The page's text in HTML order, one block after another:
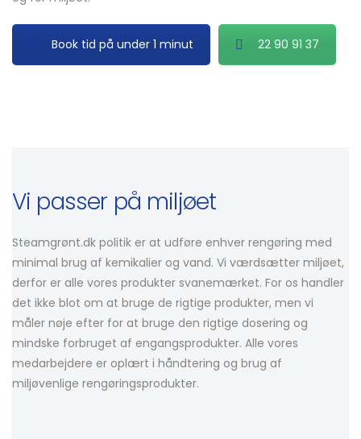
Book tid på under 1 minut 22 90 91 37
Vi passer på miljøet
Steamgrønt.dk politik er at udføre enhver rengøring med
minimal brug af kemikalier og vand. Vi værdsætter miljøet,
derfor er alle vores produkter svanemærket. For os handler
det ikke blot om at bruge de rigtige produkter, men vi
måler nøje efter for at bruge den rigtige dosering og
mindske forbruget af engangsprodukter. Alle vores
medarbejdere er oplært i håndtering og brug af
miljøvenlige rengøringsprodukter.